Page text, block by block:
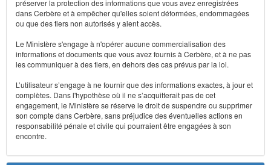
préserver la protection des informations que vous avez enregistrées
dans Cerbère et à empêcher qu'elles soient déformées, endommagées
ou que des tiers non autorisés y aient accès.
Le Ministère s'engage à n'opérer aucune commercialisation des
informations et documents que vous avez fournis à Cerbère, et à ne pas
les communiquer à des tiers, en dehors des cas prévus par la loi.
L’utilisateur s’engage à ne fournir que des informations exactes, à jour et
complètes. Dans l'hypothèse où il ne s’acquitterait pas de cet
engagement, le Ministère se réserve le droit de suspendre ou supprimer
son compte dans Cerbère, sans préjudice des éventuelles actions en
responsabilité pénale et civile qui pourraient être engagées à son
encontre.